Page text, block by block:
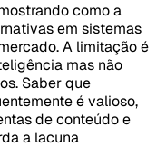
como a
em sistemas
A limitação é
mas não
Saber que
é valioso,
de conteúdo e
a lacuna